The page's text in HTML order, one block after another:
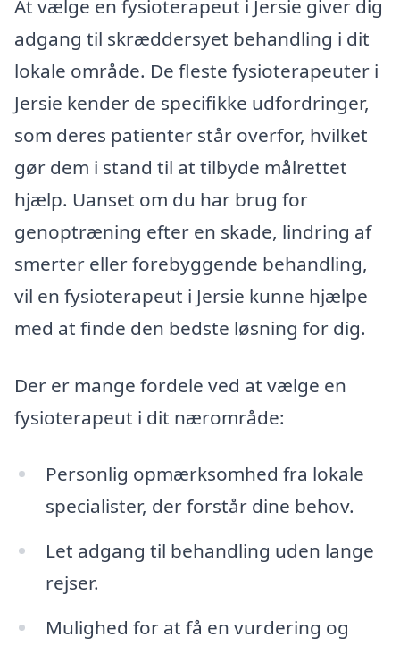
At vælge en fysioterapeut i Jersie giver dig
adgang til skræddersyet behandling i dit
lokale område. De fleste fysioterapeuter i
Jersie kender de specifikke udfordringer,
som deres patienter står overfor, hvilket
gør dem i stand til at tilbyde målrettet
hjælp. Uanset om du har brug for
genoptræning efter en skade, lindring af
smerter eller forebyggende behandling,
vil en fysioterapeut i Jersie kunne hjælpe
med at finde den bedste løsning for dig.
Der er mange fordele ved at vælge en
fysioterapeut i dit nærområde:
Personlig opmærksomhed fra lokale
specialister, der forstår dine behov.
Let adgang til behandling uden lange
rejser.
Mulighed for at få en vurdering og